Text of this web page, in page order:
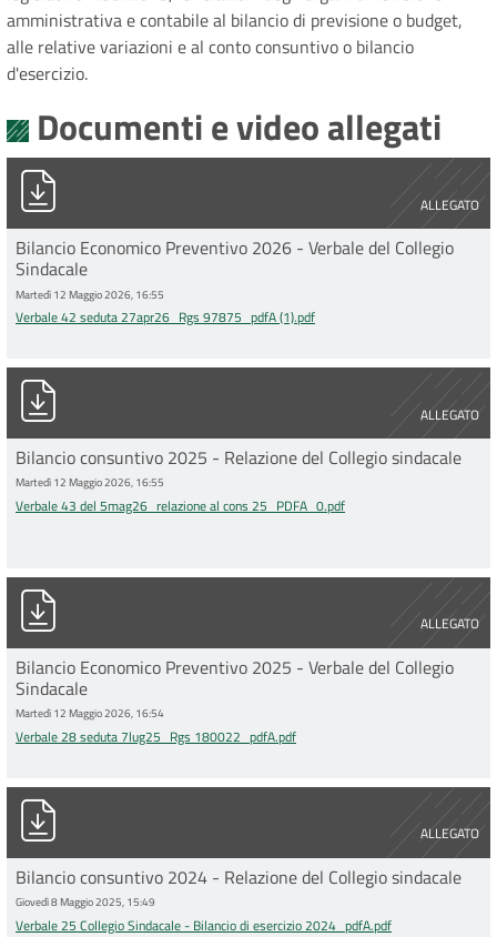
amministrativa e contabile al bilancio di previsione o budget,
alle relative variazioni e al conto consuntivo o bilancio
d'esercizio.
Documenti e video allegati
ALLEGATO
Verbale 42 seduta 27apr26_Rgs 97875_pdfA (1).pdf
Bilancio Economico Preventivo 2026 - Verbale del Collegio
Sindacale
Martedì 12 Maggio 2026, 16:55
Verbale 42 seduta 27apr26_Rgs 97875_pdfA (1).pdf
ALLEGATO
Verbale 43 del 5mag26_relazione al cons 25_PDFA_0.pdf
Bilancio consuntivo 2025 - Relazione del Collegio sindacale
Martedì 12 Maggio 2026, 16:55
Verbale 43 del 5mag26_relazione al cons 25_PDFA_0.pdf
ALLEGATO
Verbale 28 seduta 7lug25_Rgs 180022_pdfA.pdf
Bilancio Economico Preventivo 2025 - Verbale del Collegio
Sindacale
Martedì 12 Maggio 2026, 16:54
Verbale 28 seduta 7lug25_Rgs 180022_pdfA.pdf
ALLEGATO
Verbale 25 Collegio Sindacale - Bilancio di esercizio
Bilancio consuntivo 2024 - Relazione del Collegio sindacale
Giovedì 8 Maggio 2025, 15:49
Verbale 25 Collegio Sindacale - Bilancio di esercizio 2024_pdfA.pdf